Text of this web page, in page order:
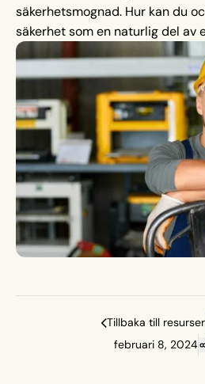
säkerhetsmognad. Hur kan du
säkerhet som en naturlig del av
säkerheten prioriteras och bli
finns branscher, exempelvis
stora risker. En
och rapporterar in tillbud leder
färre incidenter på
Tillbaka till resurser
februari 8, 2024